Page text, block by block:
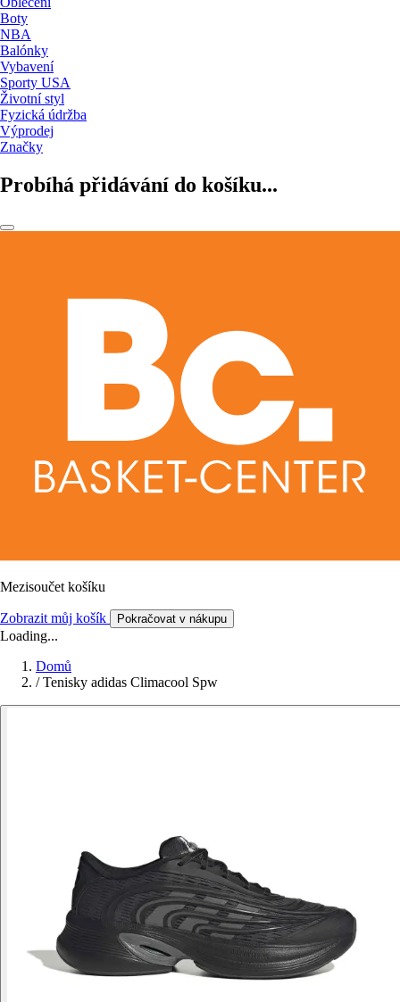
Boty
NBA
Balónky
Vybavení
Sporty USA
Životní styl
Fyzická údržba
Výprodej
Značky
Probíhá přidávání do košíku...
Mezisoučet košíku
Zobrazit můj košík Pokračovat v nákupu
Loading...
Domů
/ Tenisky adidas Climacool Spw